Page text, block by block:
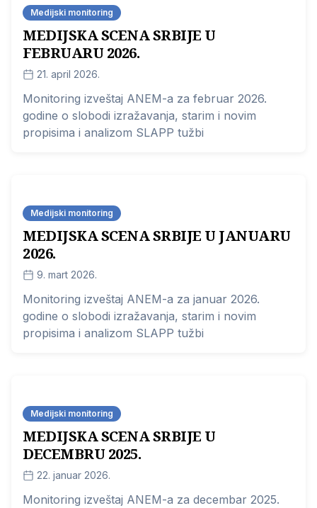
Medijski monitoring
MEDIJSKA SCENA SRBIJE U
FEBRUARU 2026.
21. april 2026.
Monitoring izveštaj ANEM-a za februar 2026.
godine o slobodi izražavanja, starim i novim
propisima i analizom SLAPP tužbi
Medijski monitoring
​MEDIJSKA SCENA SRBIJE U JANUARU
2026.
9. mart 2026.
Monitoring izveštaj ANEM-a za januar 2026.
godine o slobodi izražavanja, starim i novim
propisima i analizom SLAPP tužbi
Medijski monitoring
MEDIJSKA SCENA SRBIJE U
DECEMBRU 2025.
22. januar 2026.
Monitoring izveštaj ANEM-a za decembar 2025.